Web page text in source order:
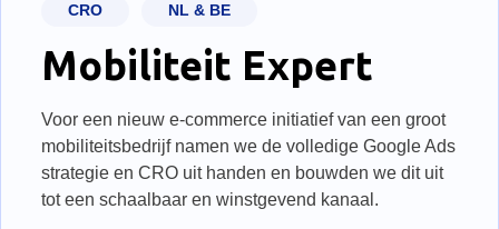
CRO NL & BE
Mobiliteit Expert
Voor een nieuw e-commerce initiatief van een groot
mobiliteitsbedrijf namen we de volledige Google Ads
strategie en CRO uit handen en bouwden we dit uit
tot een schaalbaar en winstgevend kanaal.